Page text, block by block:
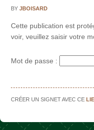
BYJBOISARD
Cette publication est
voir, veuillez saisir votre
Mot de passe :
CRÉER UN SIGNET AVEC CE